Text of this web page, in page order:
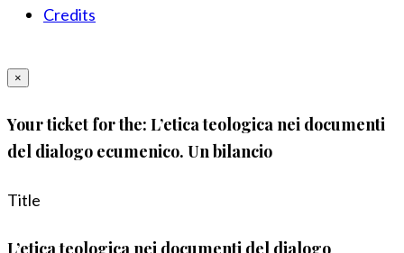
Credits
×
Your ticket for the: L’etica teologica nei documenti
del dialogo ecumenico. Un bilancio
Title
L’etica teologica nei documenti del dialogo